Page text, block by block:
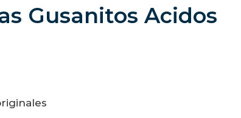
Gusanitos Acidos